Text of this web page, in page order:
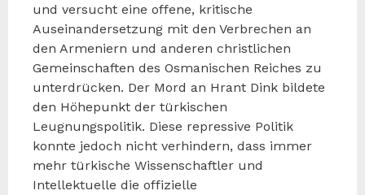
und versucht eine offene, kritische
Auseinandersetzung mit den Verbrechen an
den Armeniern und anderen christlichen
Gemeinschaften des Osmanischen Reiches zu
unterdrücken. Der Mord an Hrant Dink bildete
den Höhepunkt der türkischen
Leugnungspolitik. Diese repressive Politik
konnte jedoch nicht verhindern, dass immer
mehr türkische Wissenschaftler und
Intellektuelle die offizielle